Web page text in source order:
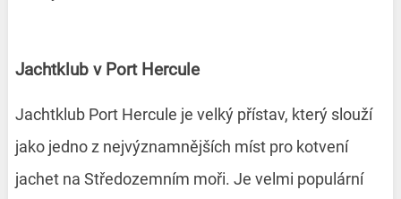
Jachtklub v Port Hercule
Jachtklub Port Hercule je velký přístav, který slouží
jako jedno z nejvýznamnějších míst pro kotvení
jachet na Středozemním moři. Je velmi populární